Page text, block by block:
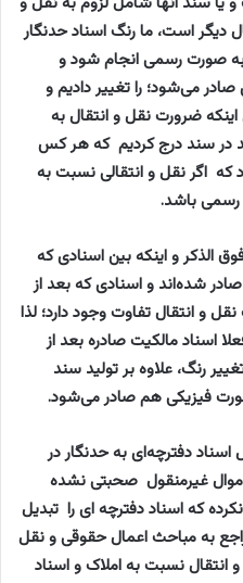
دیگر است، ما رنگ اسناد حدنگار
به صورت رسمی انجام شود و
می‌شود؛ را تغییر دادیم و
ضرورت نقل و انتقال به
در سند درج کردیم که هر کس
اگر نقل و انتقالی نسبت به
رسمی باشد.
الذکر و اینکه بین اسنادی که
شده‌اند و اسنادی که بعد از
و انتقال تفاوت وجود دارد؛ لذا
اسناد مالکیت صادره بعد از
رنگ، علاوه بر تولید سند
صورت فیزیکی هم صادر می‌شود.
اسناد دفترچه‌ایبه حدنگار در
غیرمنقول صحبتی نشده
که اسناد دفترچه ای را تبدیل
راجع به مباحث اعمال حقوقی و نقل
نسبت به املاک و اسناد